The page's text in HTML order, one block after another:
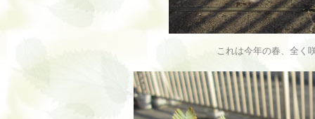
これは今年の春、全く